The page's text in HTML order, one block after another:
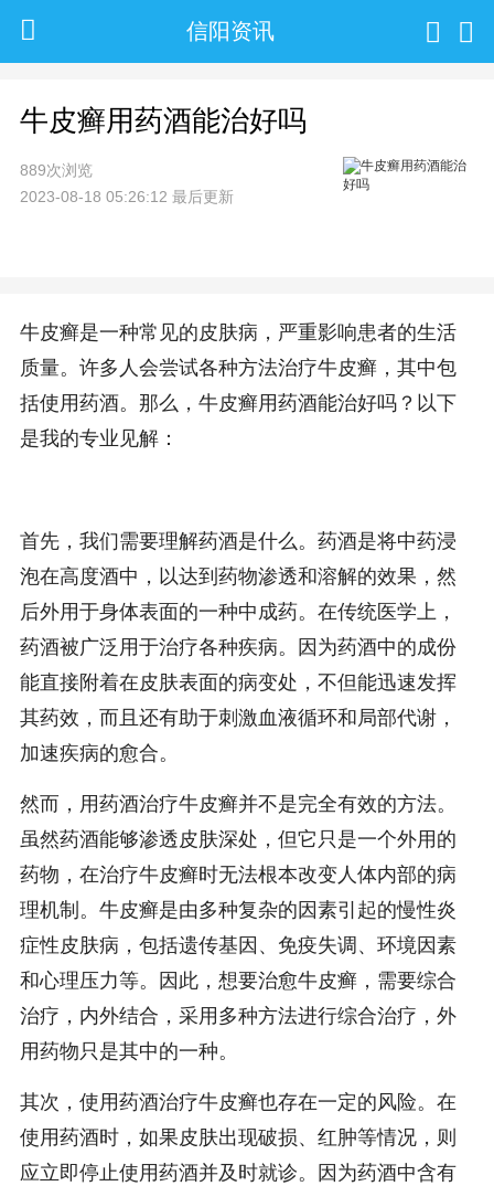
信阳资讯
牛皮癣用药酒能治好吗
889次浏览
2023-08-18 05:26:12 最后更新
牛皮癣是一种常见的皮肤病，严重影响患者的生活
质量。许多人会尝试各种方法治疗牛皮癣，其中包
括使用药酒。那么，牛皮癣用药酒能治好吗？以下
是我的专业见解：
首先，我们需要理解药酒是什么。药酒是将中药浸
泡在高度酒中，以达到药物渗透和溶解的效果，然
后外用于身体表面的一种中成药。在传统医学上，
药酒被广泛用于治疗各种疾病。因为药酒中的成份
能直接附着在皮肤表面的病变处，不但能迅速发挥
其药效，而且还有助于刺激血液循环和局部代谢，
加速疾病的愈合。
然而，用药酒治疗牛皮癣并不是完全有效的方法。
虽然药酒能够渗透皮肤深处，但它只是一个外用的
药物，在治疗牛皮癣时无法根本改变人体内部的病
理机制。牛皮癣是由多种复杂的因素引起的慢性炎
症性皮肤病，包括遗传基因、免疫失调、环境因素
和心理压力等。因此，想要治愈牛皮癣，需要综合
治疗，内外结合，采用多种方法进行综合治疗，外
用药物只是其中的一种。
其次，使用药酒治疗牛皮癣也存在一定的风险。在
使用药酒时，如果皮肤出现破损、红肿等情况，则
应立即停止使用药酒并及时就诊。因为药酒中含有